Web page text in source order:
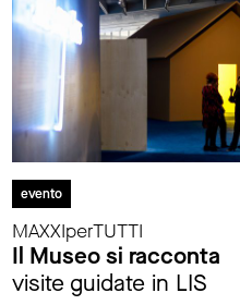
evento
MAXXIperTUTTI
Il Museo si racconta
visite guidate in LIS